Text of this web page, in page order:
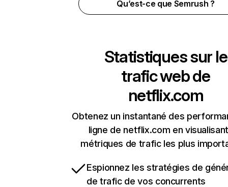
Qu’est-ce que Semrush ?
Statistiques sur le
trafic web de
netflix.com
Obtenez un instantané des
ligne de netflix.com en
métriques de trafic les plus
Espionnez les stratégies de
de trafic de vos concurrents